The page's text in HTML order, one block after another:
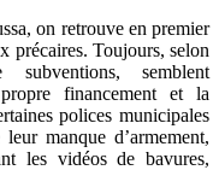
on retrouve en premier
précaires. Toujours, selon
semblent
financement et la
polices municipales
manque d’armement,
les vidéos de bavures,